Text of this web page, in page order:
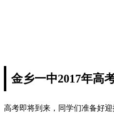
金乡一中2017年高
高考即将到来，同学们准备好